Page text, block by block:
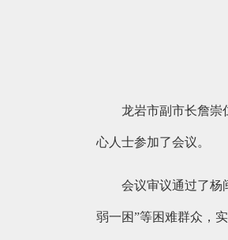
龙岩市副市长詹崇
心人士参加了会议。
会议审议通过了杨
弱一困”等困难群众，